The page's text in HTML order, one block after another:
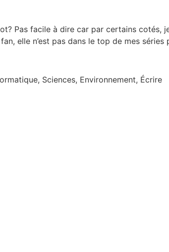
Pas facile à dire car par certains cotés,
elle n’est pas dans le top de mes
Sciences, Environnement, Écrire